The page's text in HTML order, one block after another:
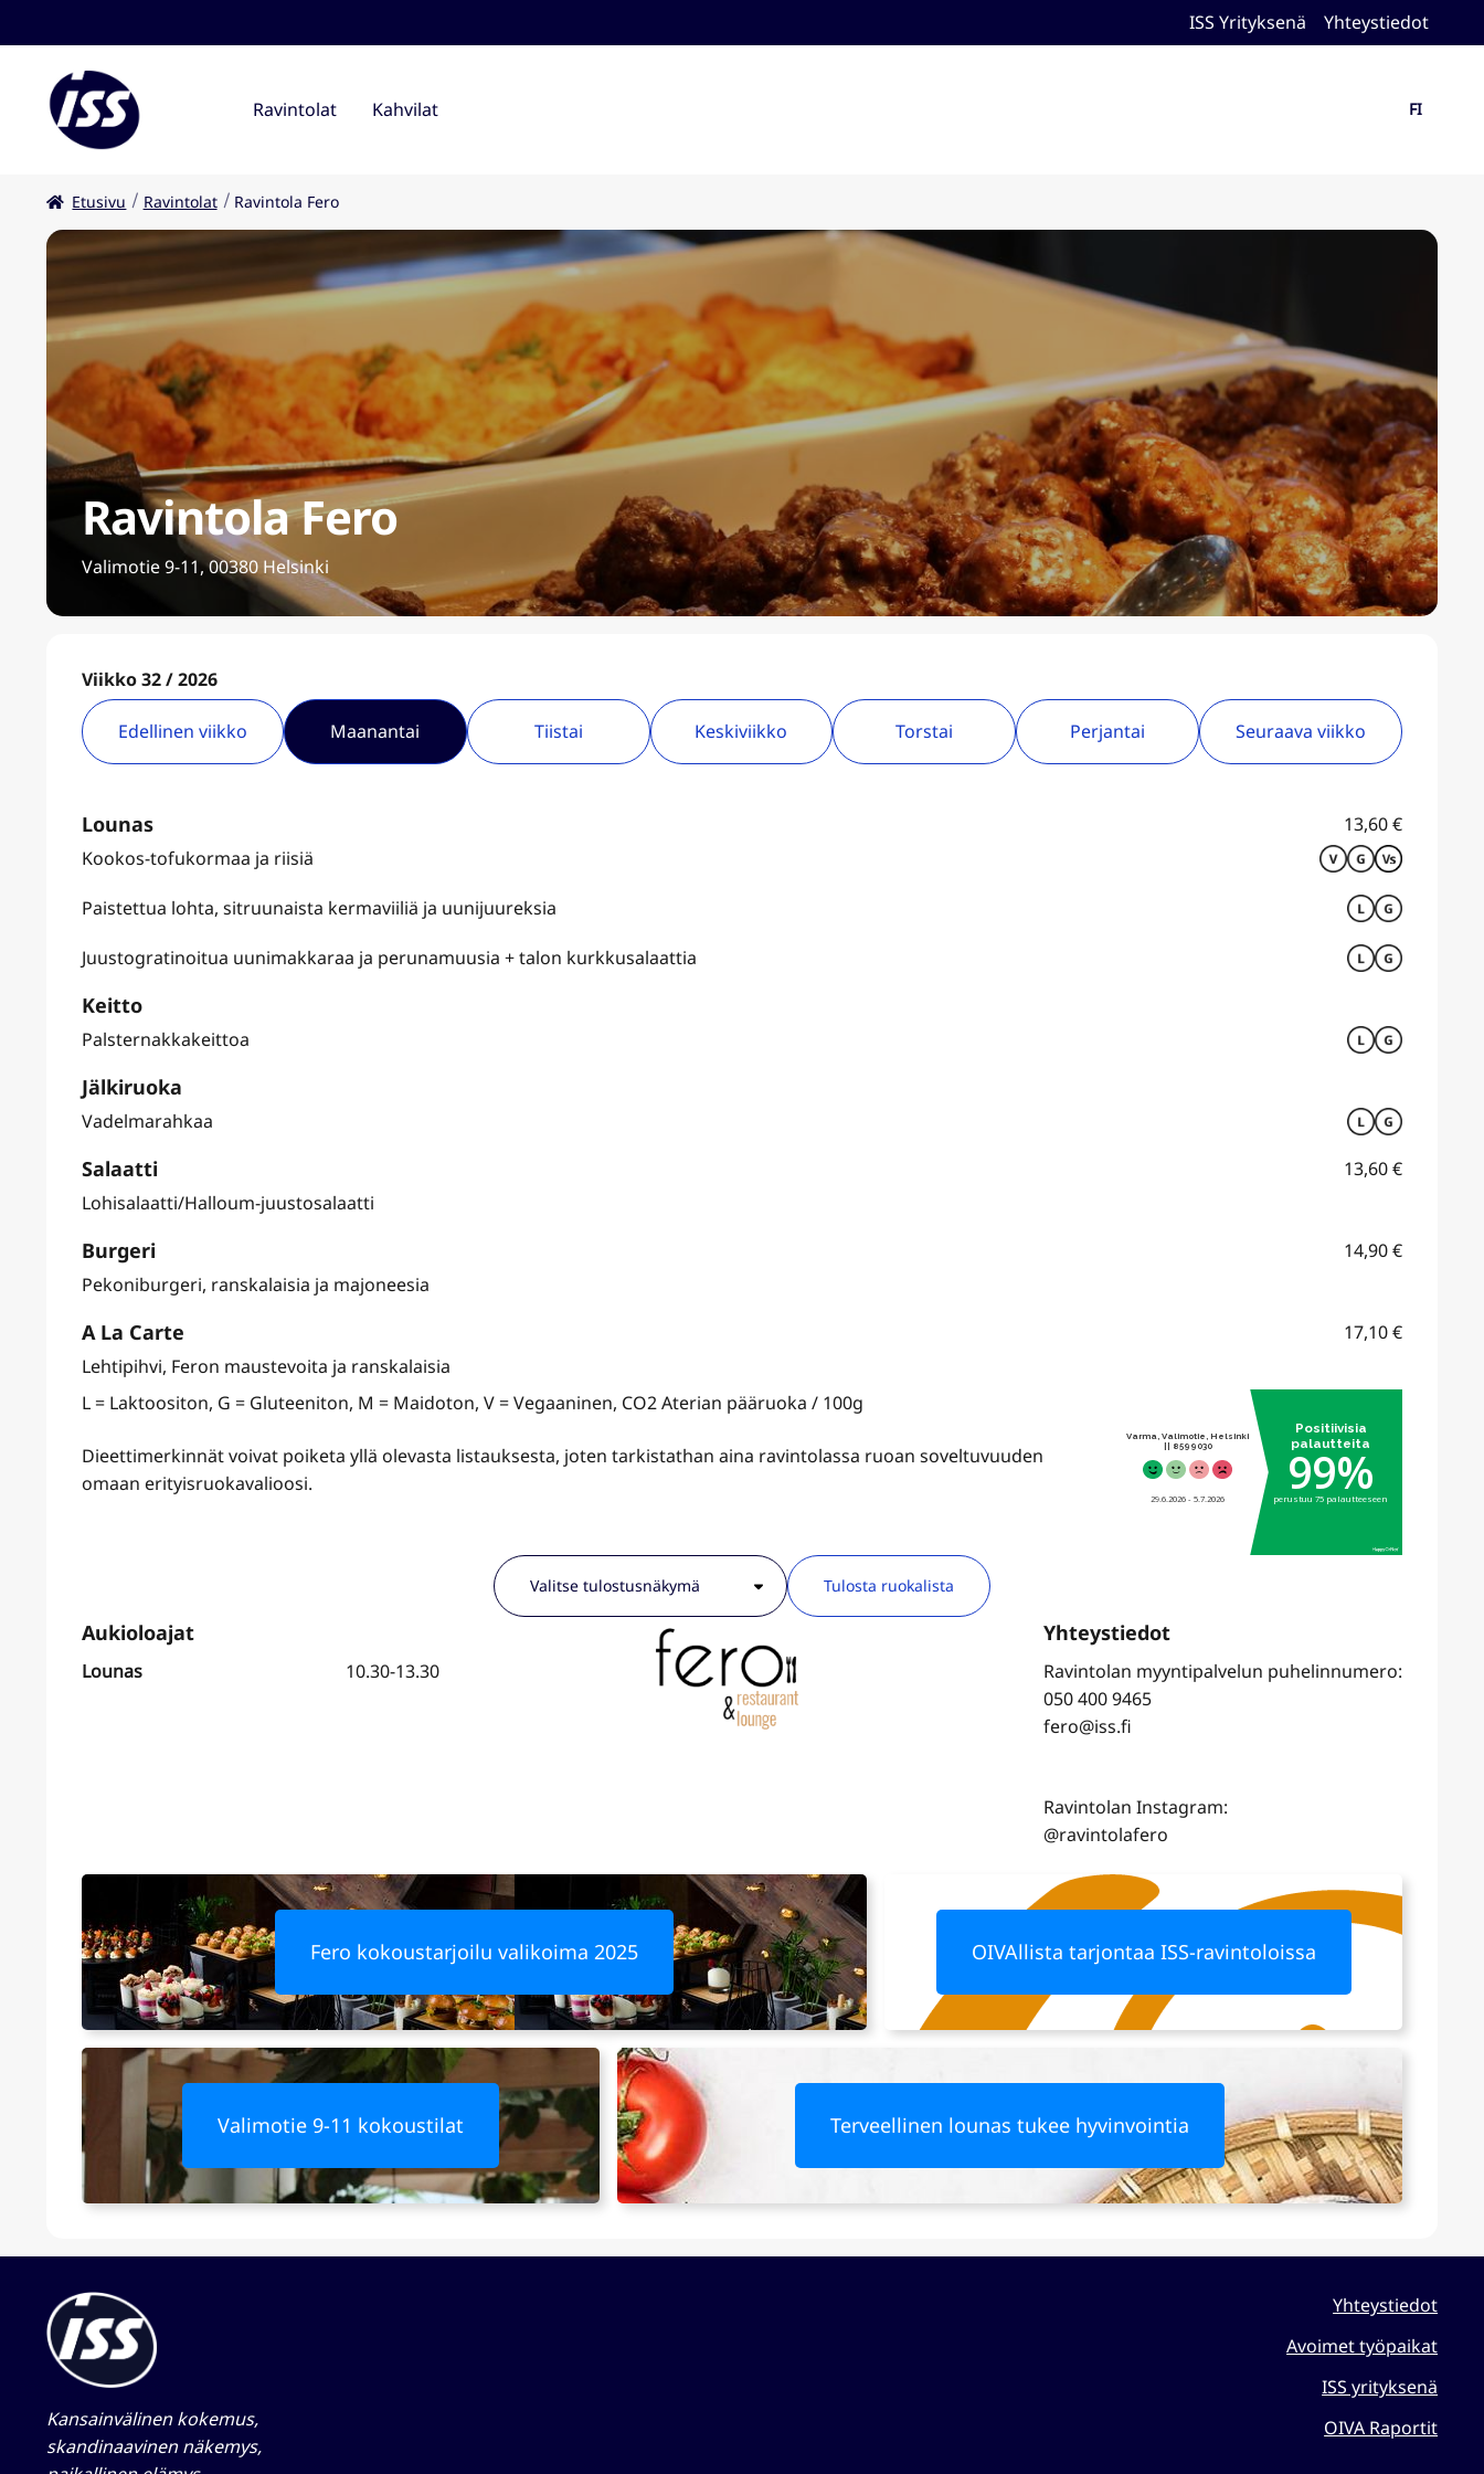
ISS Yrityksenä Yhteystiedot
Ravintolat Kahvilat FI
Etusivu Ravintolat Ravintola Fero
Ravintola Fero
Valimotie 9-11, 00380 Helsinki
Viikko 32 / 2026
Edellinen viikko Maanantai Tiistai Keskiviikko Torstai Perjantai Seuraava viikko
Lounas 13,60€
Kookos-tofukormaa ja riisiä
Paistettua lohta, sitruunaista kermaviiliä ja uunijuureksia
Juustogratinoitua uunimakkaraa ja perunamuusia + talon kurkkusalaattia
Keitto
Palsternakkakeittoa
Jälkiruoka
Vadelmarahkaa
Salaatti 13,60€
Lohisalaatti/Halloum-juustosalaatti
Burgeri 14,90€
Pekoniburgeri, ranskalaisia ja majoneesia
A La Carte 17,10€
Lehtipihvi, Feron maustevoita ja ranskalaisia
L = Laktoositon, G = Gluteeniton, M = Maidoton, V = Vegaaninen, CO2 Aterian pääruoka / 100g
Dieettimerkinnät voivat poiketa yllä olevasta listauksesta, joten tarkistathan aina ravintolassa ruoan soveltuvuuden
omaan erityisruokavalioosi.
Tulosta ruokalista
Lounas 10.30-13.30
Ravintolan myyntipalvelun puhelinnumero:
050 400 9465
fero@iss.fi
Ravintolan Instagram:
@ravintolafero
Fero kokoustarjoilu valikoima 2025 OIVAllista tarjontaa ISS-ravintoloissa
Valimotie 9-11 kokoustilat Terveellinen lounas tukee hyvinvointia
Kansainvälinen kokemus,
skandinaavinen näkemys,
Yhteystiedot
Avoimet työpaikat
ISS yrityksenä
OIVA Raportit